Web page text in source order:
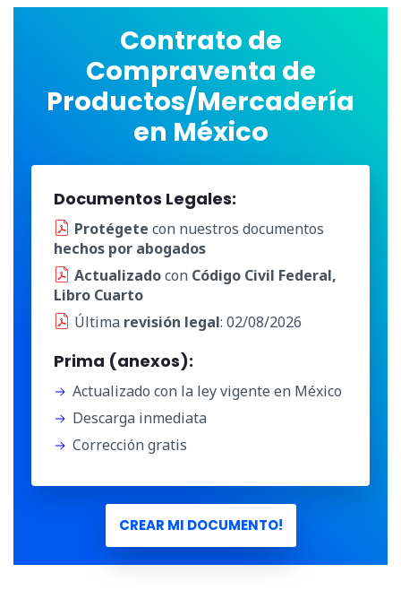
Contrato de
Compraventa de
Productos/Mercadería
en México
Documentos Legales:
Protégete con nuestros documentos
hechos por abogados
Actualizadocon Código Civil Federal,
Libro Cuarto
Última revisión legal: 02/08/2026
Prima (anexos):
Actualizado con la ley vigente en México
Descarga inmediata
Corrección gratis
CREAR MI DOCUMENTO!